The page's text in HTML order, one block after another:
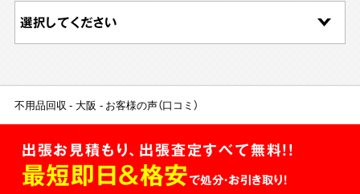
不用品回収 大阪 お客様の声（口コミ）
出張お見積もり、出張査定すべて無料!!
最短即日＆格安で処分・お引き取り！